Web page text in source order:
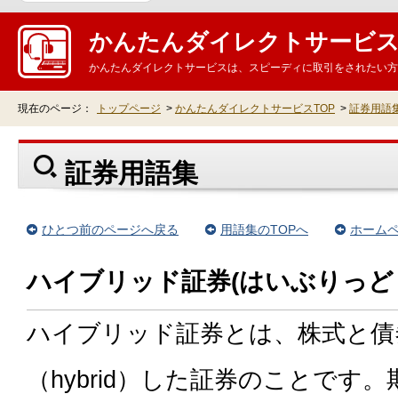
かんたんダイレクトサービ
かんたんダイレクトサービスは、スピーディに取引をされたい
現在のページ： トップページ > かんたんダイレクトサービスTOP > 証券用語
証券用語集
ひとつ前のページへ戻る 用語集のTOPへ ホーム
ハイブリッド証券(はいぶりっ
ハイブリッド証券とは、株式と
（hybrid）した証券のことです